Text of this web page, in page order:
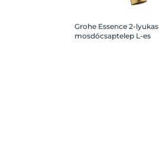
Grohe Essence 2-lyukas
mosdócsaptelep L-es